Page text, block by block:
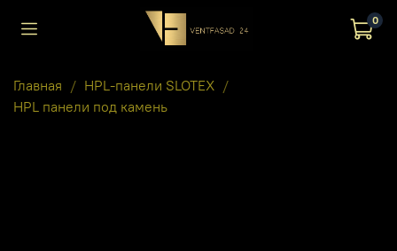
0
Главная
HPL-панели SLOTEX
HPL панели под камень